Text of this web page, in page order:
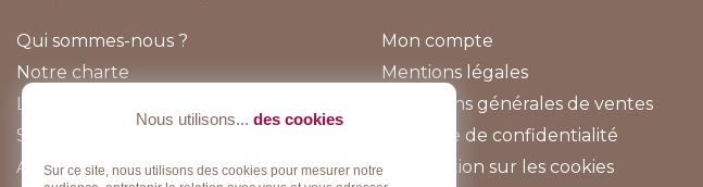
Qui sommes-nous ?
Notre charte
Lookbook
Sur-mesure
Actualités
Mon compte
Mentions légales
Conditions générales de ventes
Politique de confidentialité
Information sur les cookies
Nous utilisons... des cookies
Sur ce site, nous utilisons des cookies pour mesurer notre